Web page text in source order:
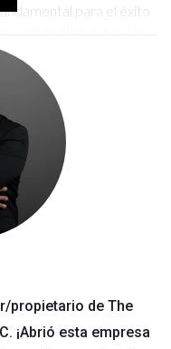
para el éxito
vecindarios.
poblacional, la
ventas. Aquí hay
alta densidad de
de
suelen atraer a
de la población:
dedicar tiempo a
permitirá personalizar
más efectiva.
propietario de The
¡Abrió esta empresa